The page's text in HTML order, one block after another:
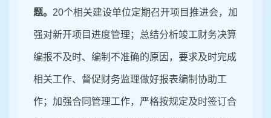
题。 20个相关建设单位定期召开项目推进会，加
强对新开项目进度管理；总结分析竣工财务决算
编报不及时、编制不准确的原因，要求及时完成
相关工作、督促财务监理做好报表编制协助工
作；加强合同管理工作，严格按规定及时签订合